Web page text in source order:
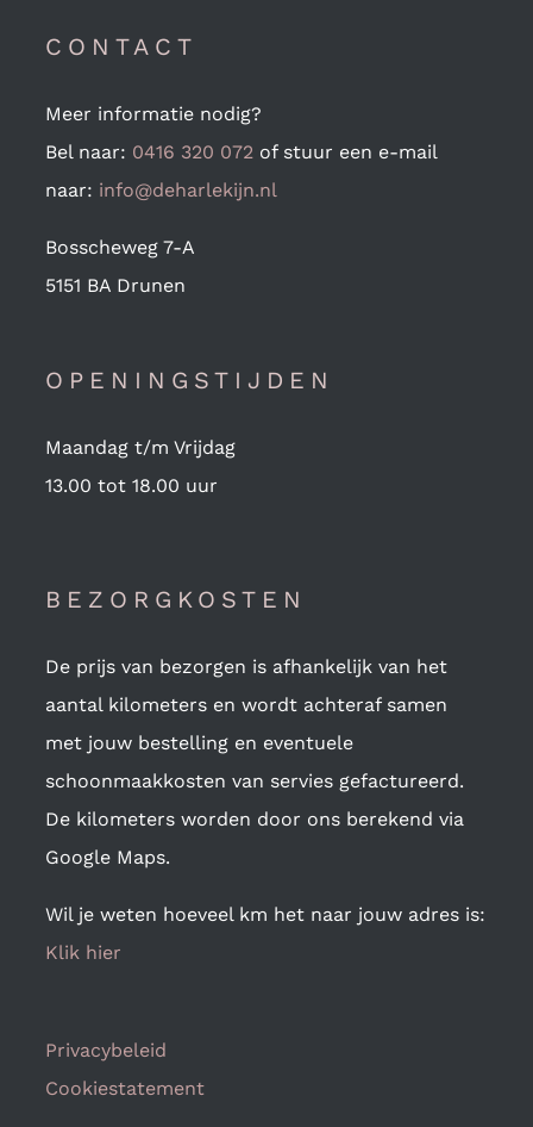
CONTACT
Meer informatie nodig?
Bel naar: 0416 320 072 of stuur een e-mail
naar: info@deharlekijn.nl
Bosscheweg 7-A
5151 BA Drunen
OPENINGSTIJDEN
Maandag t/m Vrijdag
13.00 tot 18.00 uur
BEZORGKOSTEN
De prijs van bezorgen is afhankelijk van het
aantal kilometers en wordt achteraf samen
met jouw bestelling en eventuele
schoonmaakkosten van servies gefactureerd.
De kilometers worden door ons berekend via
Google Maps.
Wil je weten hoeveel km het naar jouw adres is:
Klik hier
Privacybeleid
Cookiestatement